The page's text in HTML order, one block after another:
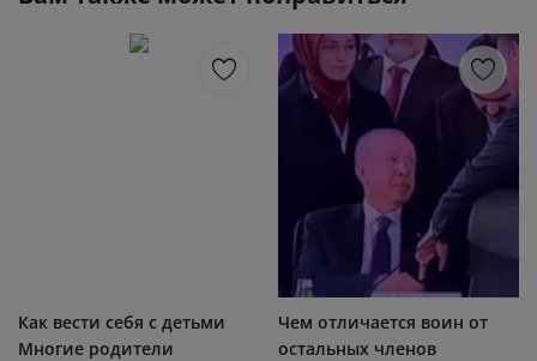
Как вести себя с детьми
Многие родители
Чем отличается воин от
остальных членов